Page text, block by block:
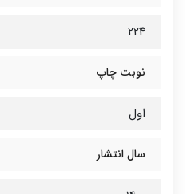
224
نوبت چاپ
اول
سال انتشار